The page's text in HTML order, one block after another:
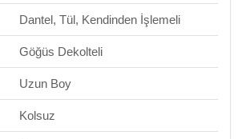
Dantel, Tül, Kendinden İşlemeli
Göğüs Dekolteli
Uzun Boy
Kolsuz